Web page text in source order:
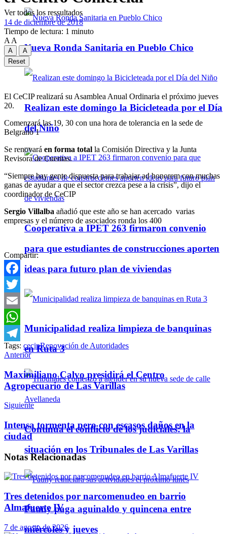
Nueva Ronda Sanitaria en Pueblo Chico
Realizan este domingo la Bicicleteada por el Día
del Niño
Cooperativa a IPET 263 firmaron convenio
para que estudiantes de construcciones aporten
ideas para futuro plan de viviendas
Municipalidad realiza limpieza de banquinas
en Ruta 3
Continúa el conflicto de los judiciales: la
situación en los Tribunales de Las Varillas
Pauny paga aguinaldo y quincena entre
miércoles y jueves
Ver todos los ressultados
14 de diciembre de 2018
Tiempo de lectura: 1 minuto
A A
A
A
Reset
El CeCIP realizará su Asamblea Anual Ordinaria el próximo jueves
20.
Comenzará las 19, 30 con una hora de tolerancia en la sede de
Belgrano 1
Se renovará en forma total la Comisión Directiva y la Junta
Revisora de Cuentas.
“Siempre hay gente dispuesta para trabajar ad honorem con muchas
ganas de ayudar a que el sector crezca pese a la crisis”, dijo el
coordinador de CeCIP
Sergio Villalba añadió que este año se han acercado varias
empresas y el número de asociados ronda los 400
Compartir:
Facebook
Twitter
Email
WhatsApp
Telegram
Tags: cecipRenovación de Autoridades
Anterior
Maximiliano Calvo presidirá el Centro
Agropecuario de Las Varillas
Siguiente
Intensa tormenta pero con escasos daños en la
ciudad
NotasRelacionadas
Tres detenidos por narcomenudeo en barrio
Almafuerte IV
7 de agosto de 2026